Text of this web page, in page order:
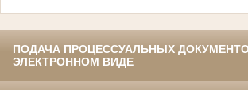
ПОДАЧА ПРОЦЕССУАЛЬНЫХ
ЭЛЕКТРОННОМ ВИДЕ